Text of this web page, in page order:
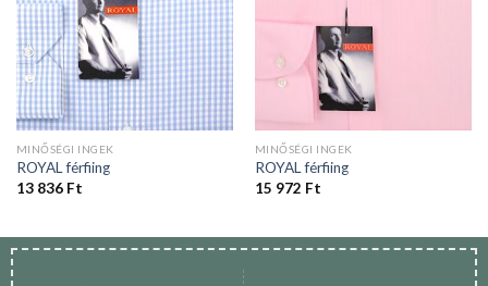
MINŐSÉGI INGEK
ROYAL férfiing
13 836 Ft
MINŐSÉGI INGEK
ROYAL férfiing
15 972 Ft